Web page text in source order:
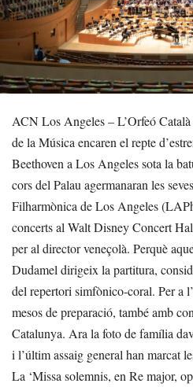
ACN Los Angeles – L’Orfeó
de la Música encaren el repte
Beethoven a Los Angeles sota la
cors del Palau agermanaran les
Filharmònica de Los Angeles
concerts al Walt Disney Concert
per al director veneçolà. Perquè
Dudamel dirigeix la partitura,
del repertori simfònico-coral. Per a
mesos de preparació, també amb
Catalunya. Ara la foto de família
i l’últim assaig general han marcat
La ‘Missa solemnis, en Re major,